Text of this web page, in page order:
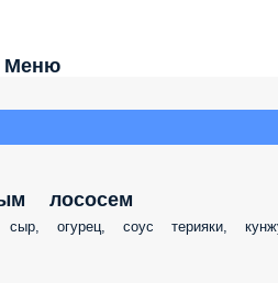
Меню
лососем
огурец, соус терияки,